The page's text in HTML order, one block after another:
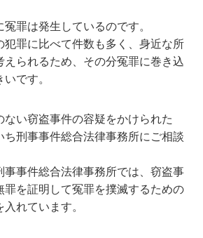
罪は発生しているのです。
罪に比べて件数も多く、身近な所
えられるため、その分冤罪に巻き込
です。
い窃盗事件の容疑をかけられた
ち刑事事件総合法律事務所にご相談
事件総合法律事務所では、窃盗事
を証明して冤罪を撲滅するための
れています。